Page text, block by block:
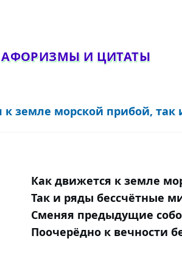
И ЦИТАТЫ
к земле морской прибой, так
Как движется к земле
Так и ряды бессчётные
Сменяя предыдущие
Поочерёдно к вечности